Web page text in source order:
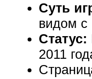
Суть
видом с
Статус:
2011